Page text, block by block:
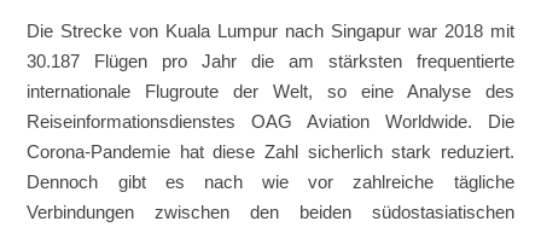
Die Strecke von Kuala Lumpur nach Singapur war 2018 mit
30.187 Flügen pro Jahr die am stärksten frequentierte
internationale Flugroute der Welt, so eine Analyse des
Reiseinformationsdienstes OAG Aviation Worldwide. Die
Corona-Pandemie hat diese Zahl sicherlich stark reduziert.
Dennoch gibt es nach wie vor zahlreiche tägliche
Verbindungen zwischen den beiden südostasiatischen